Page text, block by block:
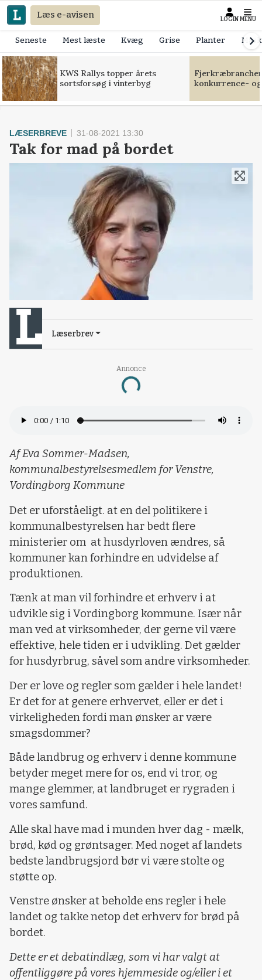
Læs e-avisen LOGIN MENU
Seneste Mest læste Kvæg Grise Planter
KWS Rallys topper årets
sortsforsøg i vinterbyg
konkurrence-
Annonce
Loading...
LÆSERBREVE 31-08-2021 13:30
Tak for mad på bordet
Læserbrev
Af Eva Sommer-Madsen,
kommunalbestyrelsesmedlem for Venstre,
Vordingborg Kommune
Det er uforståeligt. at en del politikere i
kommunalbestyrelsen har bedt flere
ministerier om at husdyrloven ændres, så
kommuner kan forhindre en udvidelse af
produktionen.
Tænk at man vil forhindre et erhverv i at
udvikle sig i Vordingborg kommune. Især når
man ved at virksomheder, der gerne vil være
effektive, hele tiden er i udvikling. Det gælder
for husdyrbrug, såvel som andre virksomheder.
Der er love og regler som gælder i hele landet!
Er det for at genere erhvervet, eller er det i
virkeligheden fordi man ønsker ar være
smagsdommer?
Både landbrug og erhverv i denne kommune
betyder meget mere for os, end vi tror, og
mange glemmer, at landbruget er rygraden i
vores samfund.
Alle skal have mad i munden hver dag - mælk,
brød, kød og grøntsager. Med noget af landets
bedste landbrugsjord bør vi være stolte og
støtte op.
Venstre ønsker at beholde ens regler i hele
landet og takke netop det erhverv for brød på
bordet.
Dette er et debatindlæg, som vi har valgt at
offentliggøre på vores hjemmeside og/eller i et